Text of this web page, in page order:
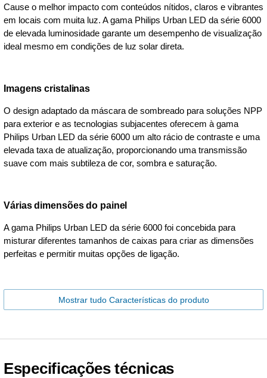
Cause o melhor impacto com conteúdos nítidos, claros e vibrantes
em locais com muita luz. A gama Philips Urban LED da série 6000
de elevada luminosidade garante um desempenho de visualização
ideal mesmo em condições de luz solar direta.
Imagens cristalinas
O design adaptado da máscara de sombreado para soluções NPP
para exterior e as tecnologias subjacentes oferecem à gama
Philips Urban LED da série 6000 um alto rácio de contraste e uma
elevada taxa de atualização, proporcionando uma transmissão
suave com mais subtileza de cor, sombra e saturação.
Várias dimensões do painel
A gama Philips Urban LED da série 6000 foi concebida para
misturar diferentes tamanhos de caixas para criar as dimensões
perfeitas e permitir muitas opções de ligação.
Mostrar tudo Características do produto
Especificações técnicas